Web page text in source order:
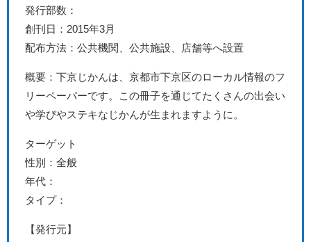
発行部数：
創刊日：2015年3月
配布方法：公共機関、公共施設、店舗等へ設置
概要：下京じかんは、京都市下京区のローカル情報のフ
リーペーパーです。この冊子を通じてたくさんの出会い
や学びやステキなじかんが生まれますように。
ターゲット
性別：全般
年代：
タイプ：
【発行元】